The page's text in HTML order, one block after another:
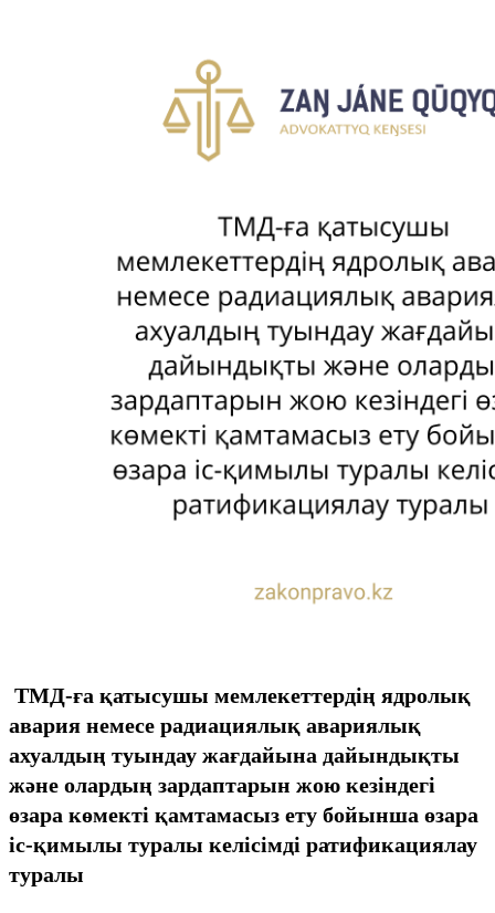
ТМД-ға қатысушы мемлекеттердің ядролық
авария немесе радиациялық авариялық
ахуалдың туындау жағдайына дайындықты
және олардың зардаптарын жою кезіндегі
өзара көмекті қамтамасыз ету бойынша өзара
іс-қимылы туралы келісімді ратификациялау
туралы